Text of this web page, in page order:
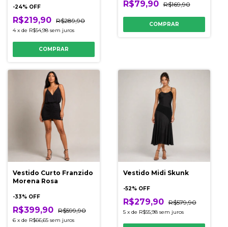
-24% OFF
R$219,90 R$289,90
4 x de R$54,98 sem juros
COMPRAR
R$79,90 R$169,90
COMPRAR
Vestido Curto Franzido
Morena Rosa
-33% OFF
R$399,90 R$599,90
6 x de R$66,65 sem juros
Vestido Midi Skunk
-52% OFF
R$279,90 R$579,90
5 x de R$55,98 sem juros